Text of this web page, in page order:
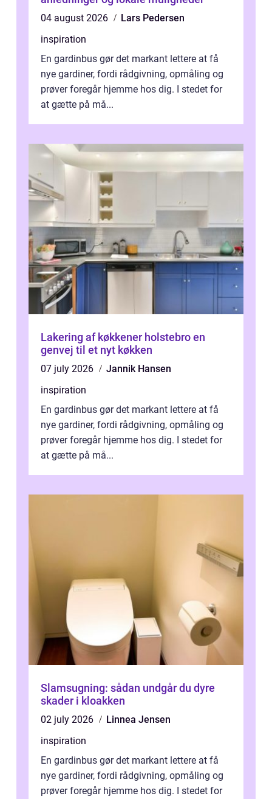
04 august 2026
Lars Pedersen
inspiration
En gardinbus gør det markant lettere at få
nye gardiner, fordi rådgivning, opmåling og
prøver foregår hjemme hos dig. I stedet for
at gætte på må...
Lakering af køkkener holstebro en
genvej til et nyt køkken
07 july 2026
Jannik Hansen
inspiration
En gardinbus gør det markant lettere at få
nye gardiner, fordi rådgivning, opmåling og
prøver foregår hjemme hos dig. I stedet for
at gætte på må...
Slamsugning: sådan undgår du dyre
skader i kloakken
02 july 2026
Linnea Jensen
inspiration
En gardinbus gør det markant lettere at få
nye gardiner, fordi rådgivning, opmåling og
prøver foregår hjemme hos dig. I stedet for